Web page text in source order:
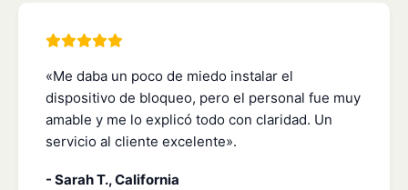
«Me daba un poco de miedo instalar el
dispositivo de bloqueo, pero el personal fue muy
amable y me lo explicó todo con claridad. Un
servicio al cliente excelente».
- Sarah T., California